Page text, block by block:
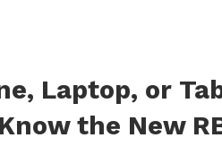
Laptop, or
the New